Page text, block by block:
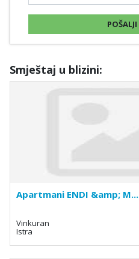
Smještaj u blizini:
Apartmani ENDI &amp; M...
Vinkuran
Istra